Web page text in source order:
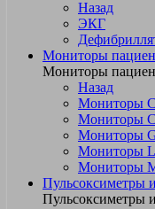
Назад
ЭКГ
Мониторы
Мониторы
Назад
Мониторы
Мониторы
Мониторы
Мониторы
Мониторы
Пульсоксиметры
Пульсоксиметры